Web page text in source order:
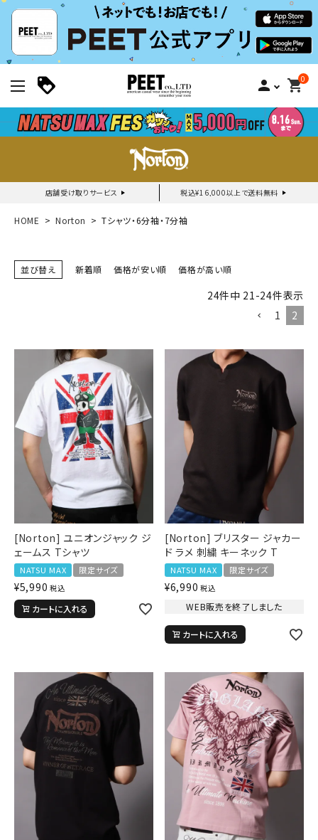
person 0
shopping_cart
店舗受け取りサービス 税込¥16,000以上で送料無料
新規会員登録｜ログイン
ご利用ガイド
ブランドメニュー
新商品
カテゴリー
スタイリング
ニュース・特集
ランキング
お問い合わせ
詳しい条件から探す
HOME Norton Tシャツ・6分袖・7分袖
並び替え 新着順 価格が安い順 価格が高い順
24件中 21-24件表示
1
2
[Norton] ユニオンジャック ジ
ェームス Tシャツ
NATSU MAX 限定サイズ
¥5,990 税込
カートに入れる
[Norton] ブリスター ジャカー
ド ラメ 刺繍 キーネック T
NATSU MAX 限定サイズ
¥6,990 税込
WEB販売を終了しました
カートに入れる